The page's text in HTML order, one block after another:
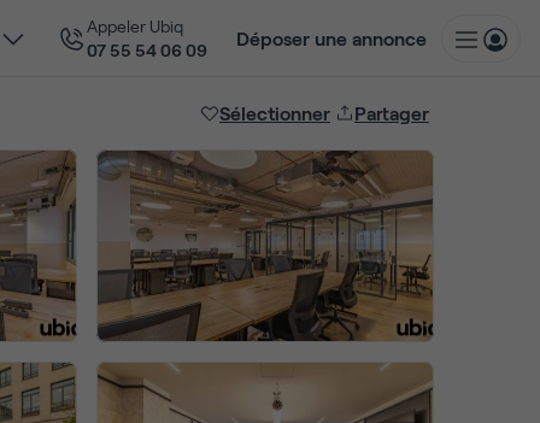
Appeler Ubiq
07 55 54 06 09
Déposer une annonce
Sélectionner Partager